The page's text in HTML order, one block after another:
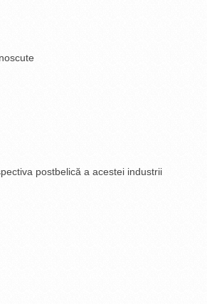
postbelică a acestei industrii